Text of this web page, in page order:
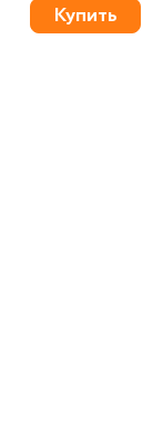
Купить